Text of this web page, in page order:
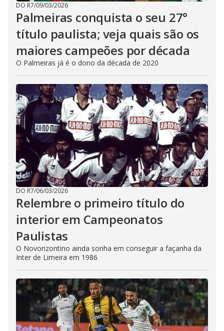
DO R7/09/03/2026
Palmeiras conquista o seu 27°
título paulista; veja quais são os
maiores campeões por década
O Palmeiras já é o dono da década de 2020
DO R7/06/03/2026
Relembre o primeiro título do
interior em Campeonatos
Paulistas
O Novorizontino ainda sonha em conseguir a façanha da
Inter de Limeira em 1986